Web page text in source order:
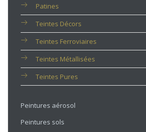
Patines
Teintes Décors
Teintes Ferroviaires
Teintes Métallisées
Teintes Pures
Peintures aérosol
Peintures sols